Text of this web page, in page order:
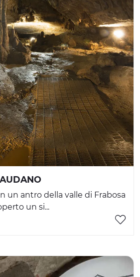
un antro della valle di Frabosa
un si...